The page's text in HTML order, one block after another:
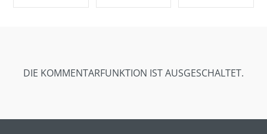
DIE KOMMENTARFUNKTION IST AUSGESCHALTET.